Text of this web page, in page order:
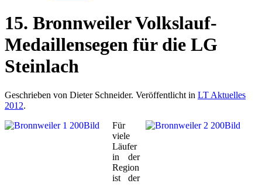
15. Bronnweiler Volkslauf-
Medaillensegen für die LG
Steinlach
Geschrieben von Dieter Schneider. Veröffentlicht in LT Aktuelles
2012.
Für
viele
Läufer
in der
Region
ist der